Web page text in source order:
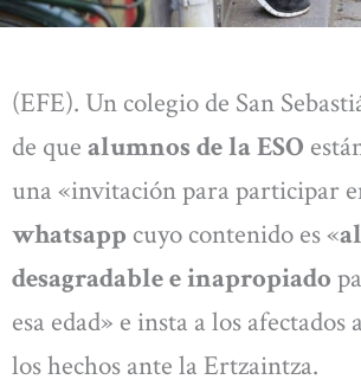
(EFE). Un colegio de San
de que alumnos de la ESO
una «invitación para participar
whatsapp cuyo contenido es «
desagradable e inapropiado
esa edad» e insta a los afectados a
los hechos ante la Ertzaintza.